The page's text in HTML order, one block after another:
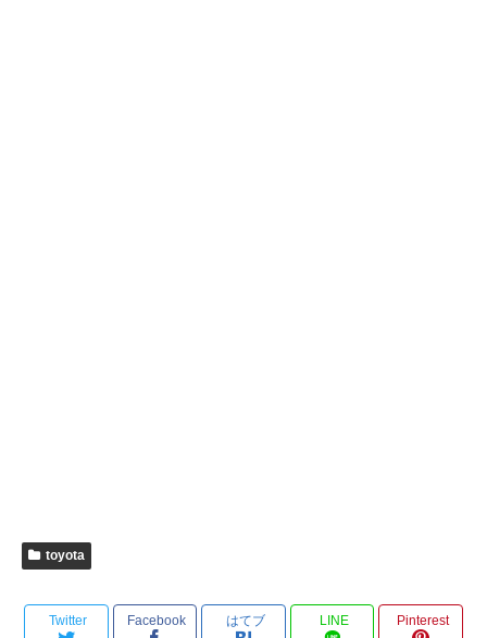
toyota
Twitter Facebook はてブ LINE Pinterest